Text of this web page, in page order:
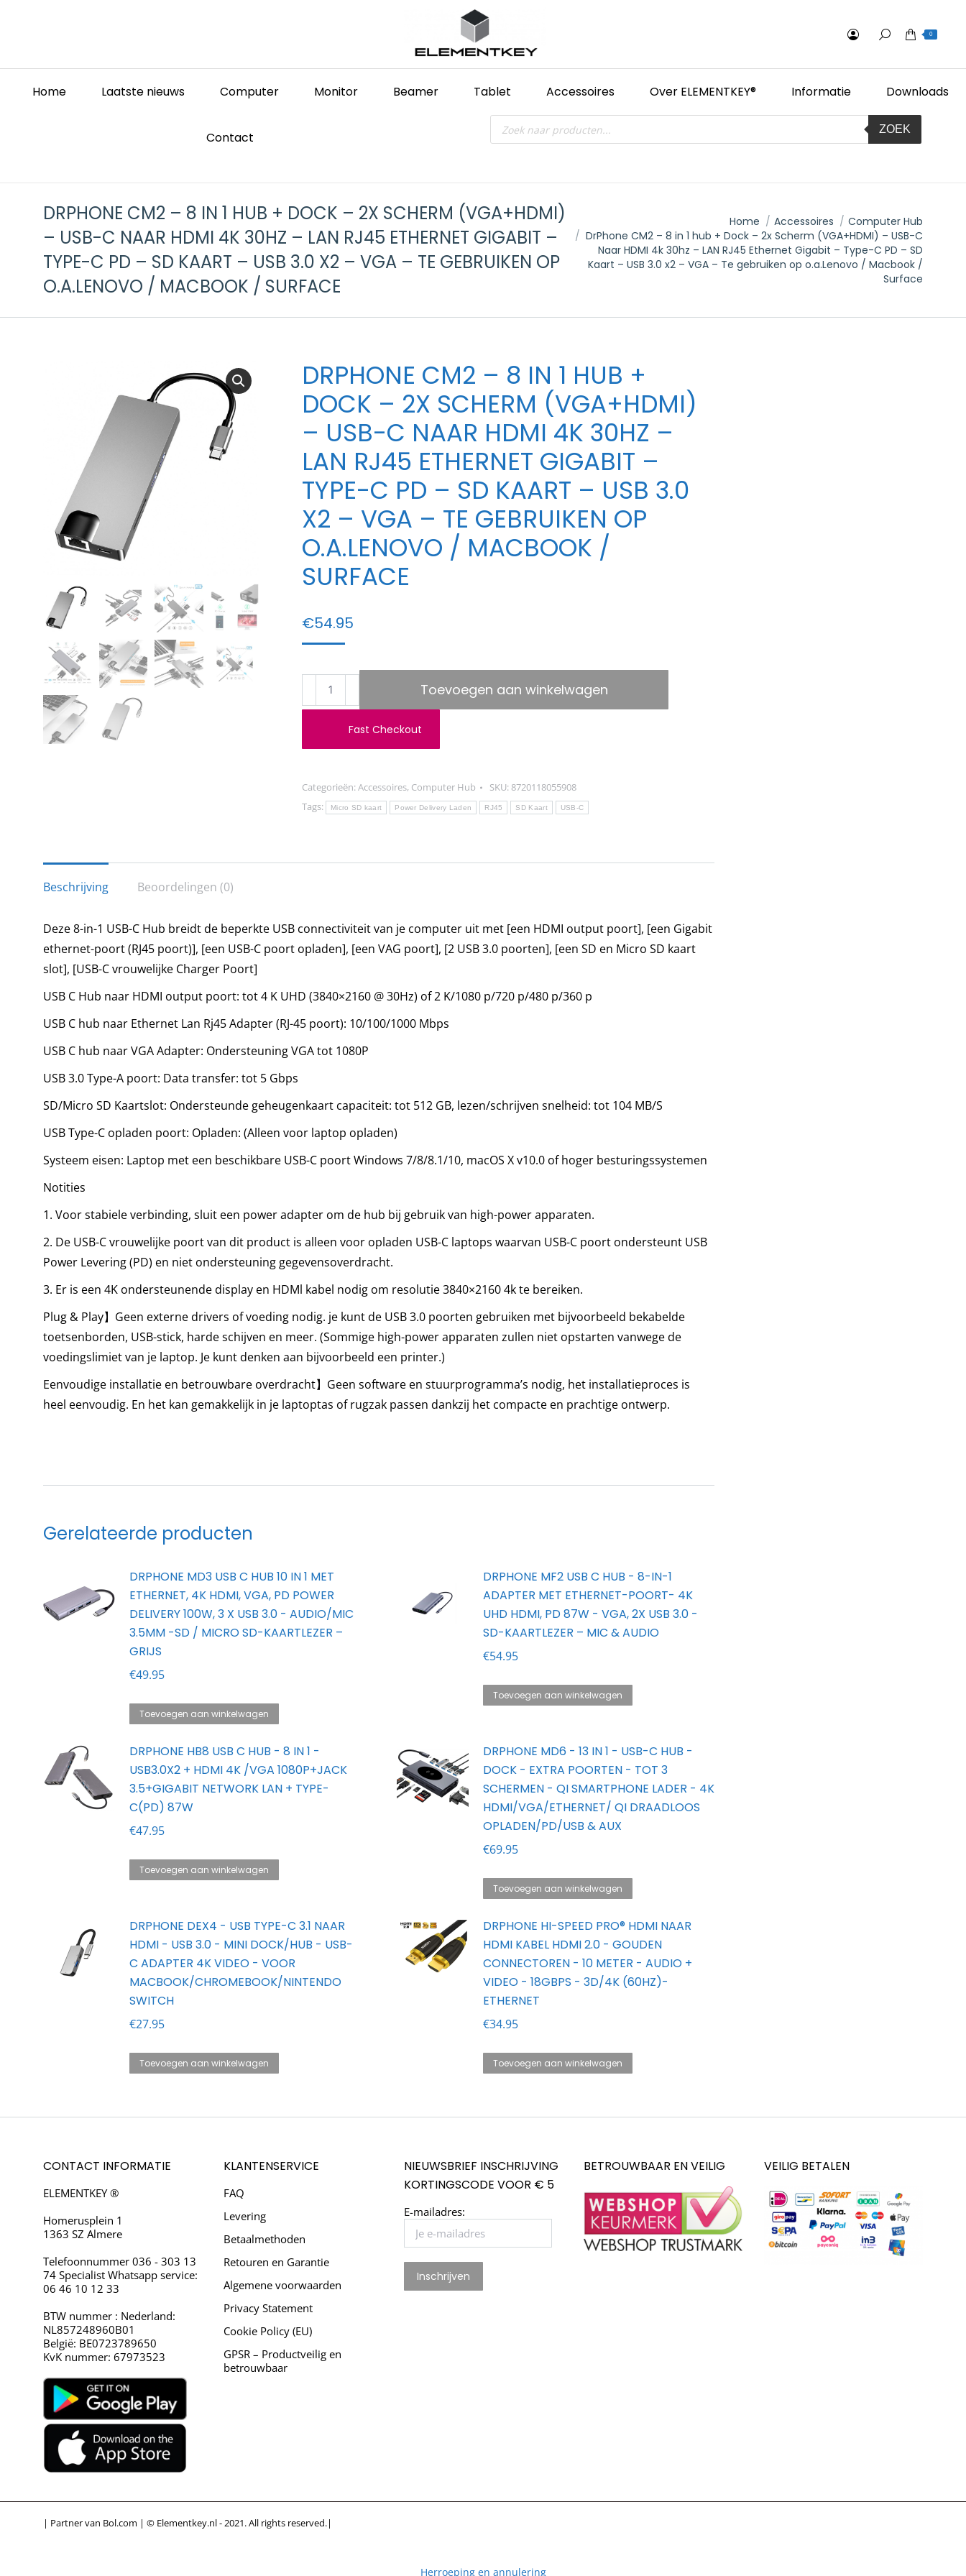
0
Home Laatste nieuws Computer Monitor Beamer Tablet Accessoires Over ELEMENTKEY® Informatie Downloads
Contact
Producten
zoeken ZOEK
DRPHONE CM2 – 8 IN 1 HUB + DOCK – 2X SCHERM (VGA+HDMI)
– USB-C NAAR HDMI 4K 30HZ – LAN RJ45 ETHERNET GIGABIT –
TYPE-C PD – SD KAART – USB 3.0 X2 – VGA – TE GEBRUIKEN OP
O.A.LENOVO / MACBOOK / SURFACE
Home Accessoires
Computer Hub
DrPhone CM2 – 8 in 1 hub + Dock – 2x Scherm (VGA+HDMI) – USB-C
Naar HDMI 4k 30hz – LAN RJ45 Ethernet Gigabit – Type-C PD – SD
Kaart – USB 3.0 x2 – VGA – Te gebruiken op o.a.Lenovo / Macbook /
Surface
DRPHONE CM2 – 8 IN 1 HUB +
DOCK – 2X SCHERM (VGA+HDMI)
– USB-C NAAR HDMI 4K 30HZ –
LAN RJ45 ETHERNET GIGABIT –
TYPE-C PD – SD KAART – USB 3.0
X2 – VGA – TE GEBRUIKEN OP
O.A.LENOVO / MACBOOK /
SURFACE
€54.95
DrPhone
CM2
1
hub
-
(VGA+HDMI)
-
Naar
HDMI
4k
LAN
RJ45
Gigabit
C
PD
–
SD
USB
3.0
x2
–
gebruiken
Macbook
/
Surface
aantal
Toevoegen aan winkelwagen
Fast Checkout
Categorieën:Accessoires, Computer Hub SKU:8720118055908
Tags:
Micro SD kaart Power Delivery Laden RJ45 SD Kaart USB-C
Beschrijving Beoordelingen (0)
Deze 8-in-1 USB-C Hub breidt de beperkte USB connectiviteit van je computer uit met [een HDMI output poort], [een Gigabit
ethernet-poort (RJ45 poort)], [een USB-C poort opladen], [een VAG poort], [2 USB 3.0 poorten], [een SD en Micro SD kaart
slot], [USB-C vrouwelijke Charger Poort]
USB C Hub naar HDMI output poort: tot 4 K UHD (3840×2160 @ 30Hz) of 2 K/1080 p/720 p/480 p/360 p
USB C hub naar Ethernet Lan Rj45 Adapter (RJ-45 poort): 10/100/1000 Mbps
USB C hub naar VGA Adapter: Ondersteuning VGA tot 1080P
USB 3.0 Type-A poort: Data transfer: tot 5 Gbps
SD/Micro SD Kaartslot: Ondersteunde geheugenkaart capaciteit: tot 512 GB, lezen/schrijven snelheid: tot 104 MB/S
USB Type-C opladen poort: Opladen: (Alleen voor laptop opladen)
Systeem eisen: Laptop met een beschikbare USB-C poort Windows 7/8/8.1/10, macOS X v10.0 of hoger besturingssystemen
Notities
1. Voor stabiele verbinding, sluit een power adapter om de hub bij gebruik van high-power apparaten.
2. De USB-C vrouwelijke poort van dit product is alleen voor opladen USB-C laptops waarvan USB-C poort ondersteunt USB
Power Levering (PD) en niet ondersteuning gegevensoverdracht.
3. Er is een 4K ondersteunende display en HDMl kabel nodig om resolutie 3840×2160 4k te bereiken.
Plug & Play】Geen externe drivers of voeding nodig. je kunt de USB 3.0 poorten gebruiken met bijvoorbeeld bekabelde
toetsenborden, USB-stick, harde schijven en meer. (Sommige high-power apparaten zullen niet opstarten vanwege de
voedingslimiet van je laptop. Je kunt denken aan bijvoorbeeld een printer.)
Eenvoudige installatie en betrouwbare overdracht】Geen software en stuurprogramma’s nodig, het installatieproces is
heel eenvoudig. En het kan gemakkelijk in je laptoptas of rugzak passen dankzij het compacte en prachtige ontwerp.
Gerelateerde producten
DRPHONE MD3 USB C HUB 10 IN 1 MET
ETHERNET, 4K HDMI, VGA, PD POWER
DELIVERY 100W, 3 X USB 3.0 - AUDIO/MIC
3.5MM -SD / MICRO SD-KAARTLEZER –
GRIJS
€49.95
Toevoegen aan winkelwagen
DRPHONE MF2 USB C HUB - 8-IN-1
ADAPTER MET ETHERNET-POORT- 4K
UHD HDMI, PD 87W - VGA, 2X USB 3.0 -
SD-KAARTLEZER – MIC & AUDIO
€54.95
Toevoegen aan winkelwagen
DRPHONE HB8 USB C HUB - 8 IN 1 -
USB3.0X2 + HDMI 4K /VGA 1080P+JACK
3.5+GIGABIT NETWORK LAN + TYPE-
C(PD) 87W
€47.95
Toevoegen aan winkelwagen
DRPHONE MD6 - 13 IN 1 - USB-C HUB -
DOCK - EXTRA POORTEN - TOT 3
SCHERMEN - QI SMARTPHONE LADER - 4K
HDMI/VGA/ETHERNET/ QI DRAADLOOS
OPLADEN/PD/USB & AUX
€69.95
Toevoegen aan winkelwagen
DRPHONE DEX4 - USB TYPE-C 3.1 NAAR
HDMI - USB 3.0 - MINI DOCK/HUB - USB-
C ADAPTER 4K VIDEO - VOOR
MACBOOK/CHROMEBOOK/NINTENDO
SWITCH
€27.95
Toevoegen aan winkelwagen
DRPHONE HI-SPEED PRO® HDMI NAAR
HDMI KABEL HDMI 2.0 - GOUDEN
CONNECTOREN - 10 METER - AUDIO +
VIDEO - 18GBPS - 3D/4K (60HZ)-
ETHERNET
€34.95
Toevoegen aan winkelwagen
CONTACT INFORMATIE
ELEMENTKEY ®
Homerusplein 1
1363 SZ Almere
Telefoonnummer 036 - 303 13
74 Specialist Whatsapp service:
06 46 10 12 33
BTW nummer : Nederland:
NL857248960B01
België: BE0723789650
KvK nummer: 67973523
KLANTENSERVICE
FAQ
Levering
Betaalmethoden
Retouren en Garantie
Algemene voorwaarden
Privacy Statement
Cookie Policy (EU)
GPSR – Productveilig en
betrouwbaar
NIEUWSBRIEF INSCHRIJVING
KORTINGSCODE VOOR € 5
E-mailadres:
BETROUWBAAR EN VEILIG VEILIG BETALEN
| Partner van Bol.com | © Elementkey.nl - 2021. All rights reserved.|
Herroeping en annulering